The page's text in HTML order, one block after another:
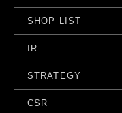
SHOP LIST
IR
STRATEGY
CSR